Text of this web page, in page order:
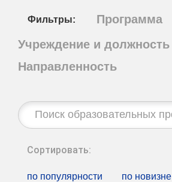
Фильтры:
Программа
Учреждение и должность
Направленность
Строка
поиска:
Сортировать:
по популярности по новизне